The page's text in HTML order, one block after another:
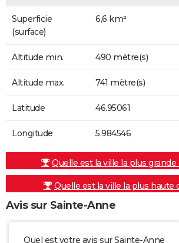
Superficie
(surface)
6,6 km²
Altitude min. 490 mètre(s)
Altitude max. 741 mètre(s)
Latitude 46.95061
Longitude 5.984546
Quelle est la ville la plus grande
Quelle est la ville la plus haute
Avis sur Sainte-Anne
Quel est votre avis sur Sainte-Anne